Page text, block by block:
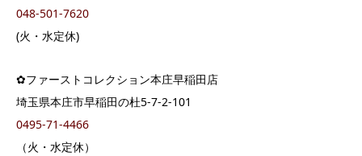
048-501-7620
(火・水定休)
✿ファーストコレクション本庄早稲田店
埼玉県本庄市早稲田の杜5-7-2-101
0495-71-4466
（火・水定休）